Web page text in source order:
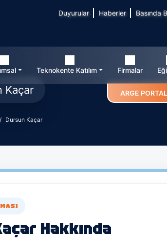
Duyurular Haberler Basında
Teknokente Katılım Firmalar
ARGE PORTAL
Kaçar
Dursun Kaçar
Hakkında